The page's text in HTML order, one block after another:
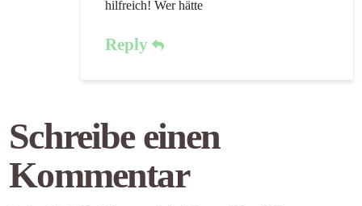
hilfreich! Wer hätte
Reply
Schreibe einen
Kommentar